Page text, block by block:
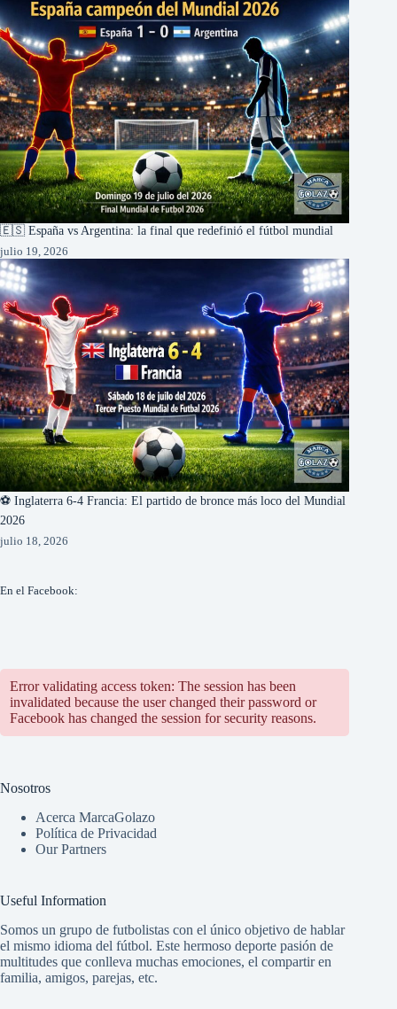
🇪🇸 España vs Argentina: la final que redefinió el fútbol mundial
julio 19, 2026
⚽ Inglaterra 6-4 Francia: El partido de bronce más loco del Mundial
2026
julio 18, 2026
En el Facebook:
Error validating access token: The session has been
invalidated because the user changed their password or
Facebook has changed the session for security reasons.
Nosotros
Acerca MarcaGolazo
Política de Privacidad
Our Partners
Useful Information
Somos un grupo de futbolistas con el único objetivo de hablar
el mismo idioma del fútbol. Este hermoso deporte pasión de
multitudes que conlleva muchas emociones, el compartir en
familia, amigos, parejas, etc.